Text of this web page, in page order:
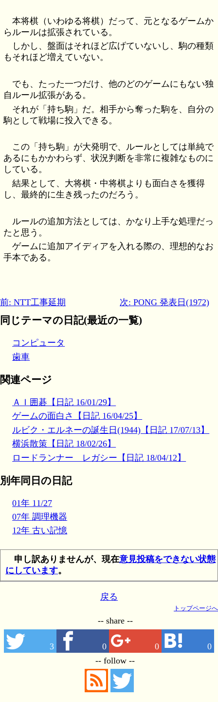
本将棋（いわゆる将棋）だって、元となるゲームか
らルールは拡張されている。
しかし、盤面はそれほど広げていないし、駒の種類
もそれほど増えていない。
でも、たった一つだけ、他のどのゲームにもない独
自ルール拡張がある。
それが「持ち駒」だ。相手から奪った駒を、自分の
駒として戦場に投入できる。
この「持ち駒」が大発明で、ルールとしては単純で
あるにもかかわらず、状況判断を非常に複雑なものに
している。
結果として、大将棋・中将棋よりも面白さを獲得
し、最終的に生き残ったのだろう。
ルールの追加方法としては、かなり上手な処理だっ
たと思う。
ゲームに追加アイディアを入れる際の、理想的なお
手本である。
前: NTT工事延期 次: PONG 発表日(1972)
同じテーマの日記(最近の一覧)
コンピュータ
歯車
関連ページ
ＡＩ囲碁【日記 16/01/29】
ゲームの面白さ【日記 16/04/25】
ルビク・エルネーの誕生日(1944)【日記 17/07/13】
横浜散策【日記 18/02/26】
ロードランナー レガシー【日記 18/04/12】
別年同日の日記
01年 11/27
07年 調理機器
12年 古い記憶
申し訳ありませんが、現在意見投稿をできない状態
にしています。
戻る
トップページへ
-- share --
3 0 0 0
-- follow --